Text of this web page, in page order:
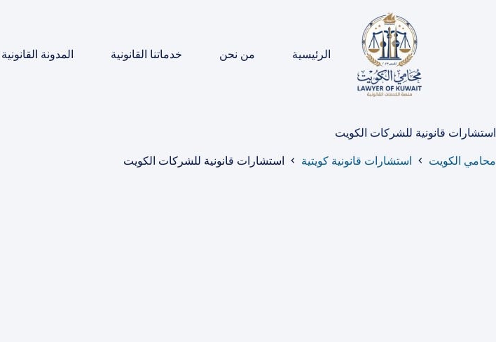
الرئيسية
من نحن خدماتنا القانونية المدونة القانونية
استشارات قانونية للشركات الكويت
محامي الكويت استشارات قانونية كويتية استشارات قانونية للشركات الكويت